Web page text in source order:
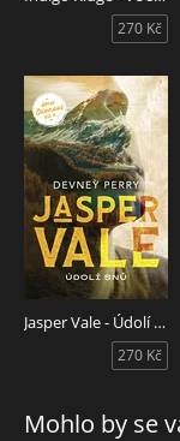
270 Kč
Jasper Vale - Údolí snů
270 Kč
Mohlo by se